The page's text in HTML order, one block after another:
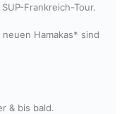
Frankreich-Tour.
Hamakas* sind
& bis bald.